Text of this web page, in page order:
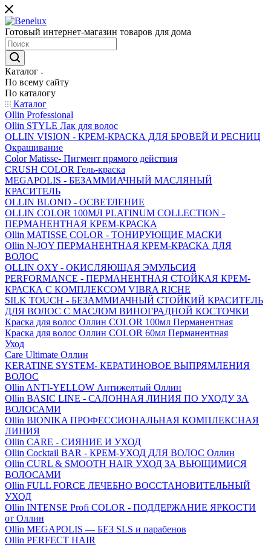
Готовый интернет-магазин товаров для дома
Каталог
По всему сайту
По каталогу
Каталог
Ollin Professional
Ollin STYLE Лак для волос
OLLIN VISION - КРЕМ-КРАСКА ДЛЯ БРОВЕЙ И РЕСНИЦ
Окрашивание
Color Matisse- Пигмент прямого действия
CRUSH COLOR Гель-краска
MEGAPOLIS - БЕЗАММИАЧНЫЙ МАСЛЯНЫЙ
КРАСИТЕЛЬ
OLLIN BLOND - ОСВЕТЛЕНИЕ
OLLIN COLOR 100МЛ PLATINUM COLLECTION -
ПЕРМАНЕНТНАЯ КРЕМ-КРАСКА
Ollin MATISSE COLOR - ТОНИРУЮЩИЕ МАСКИ
Ollin N-JOY ПЕРМАНЕНТНАЯ КРЕМ-КРАСКА ДЛЯ
ВОЛОС
OLLIN OXY - ОКИСЛЯЮЩАЯ ЭМУЛЬСИЯ
PERFORMANCE - ПЕРМАНЕНТНАЯ СТОЙКАЯ КРЕМ-
КРАСКА С КОМПЛЕКСОМ VIBRA RICHE
SILK TOUCH - БЕЗАММИАЧНЫЙ СТОЙКИЙ КРАСИТЕЛЬ
ДЛЯ ВОЛОС С МАСЛОМ ВИНОГРАДНОЙ КОСТОЧКИ
Краска для волос Оллин COLOR 100мл Перманентная
Краска для волос Оллин COLOR 60мл Перманентная
Уход
Care Ultimate Оллин
KERATINE SYSTEM- КЕРАТИНОВОЕ ВЫПРЯМЛЕНИЯ
ВОЛОС
Ollin ANTI-YELLOW Антижелтый Оллин
Ollin BASIC LINE - САЛОННАЯ ЛИНИЯ ПО УХОДУ ЗА
ВОЛОСАМИ
Ollin BIONIKA ПРОФЕССИОНАЛЬНАЯ КОМПЛЕКСНАЯ
ЛИНИЯ
Ollin CARE - СИЯНИЕ И УХОД
Ollin Cocktail BAR - КРЕМ-УХОД ДЛЯ ВОЛОС Оллин
Ollin CURL & SMOOTH HAIR УХОД ЗА ВЬЮЩИМИСЯ
ВОЛОСАМИ
Ollin FULL FORCE ЛЕЧЕБНО ВОССТАНОВИТЕЛЬНЫЙ
УХОД
Ollin INTENSE Profi COLOR - ПОДДЕРЖАНИЕ ЯРКОСТИ
от Оллин
Ollin MEGAPOLIS — БЕЗ SLS и парабенов
Ollin PERFECT HAIR